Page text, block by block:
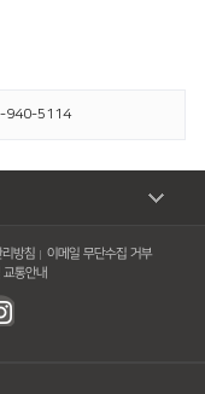
940-5114
리방침
이메일 무단수집 거부
통안내